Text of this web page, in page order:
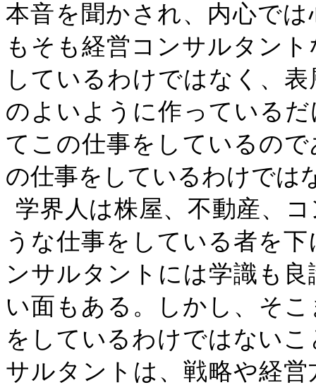
本音を聞かされ、内心では
もそも経営コンサルタン
しているわけではなく、
のよいように作っている
てこの仕事をしているの
の仕事をしているわけでは
学界人は株屋、不動産、
うな仕事をしている者を
ンサルタントには学識も
い面もある。しかし、そ
をしているわけではない
サルタントは、戦略や経